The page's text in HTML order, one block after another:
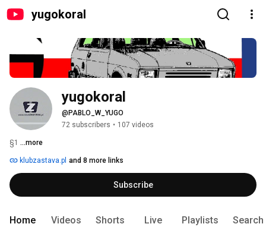
yugokoral
yugokoral
@PABLO_W_YUGO
72 subscribers • 107 videos
§1 ...more
klubzastava.pl and 8 more links
Subscribe
Home Videos Shorts Live Playlists Search